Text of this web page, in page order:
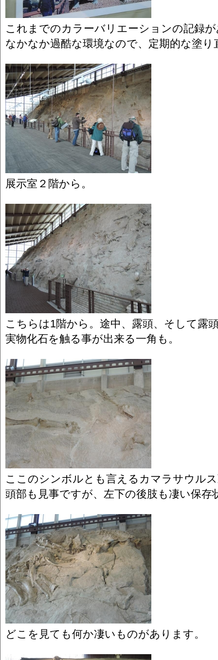
これまでのカラーバリエーションの記録
なかなか過酷な環境なので、定期的な塗
展示室２階から。
こちらは1階から。途中、露頭、そして露
実物化石を触る事が出来る一角も。
ここのシンボルとも言えるカマラサウル
頭部も見事ですが、左下の後肢も凄い保存
どこを見ても何か凄いものがあります。